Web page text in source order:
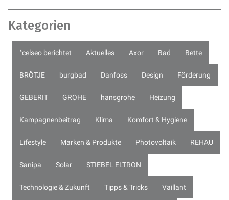
Kategorien
°celseo berichtet Aktuelles Axor Bad Bette
BRÖTJE burgbad Danfoss Design Förderung
GEBERIT GROHE hansgrohe Heizung
Kampagnenbeitrag Klima Komfort & Hygiene
Lifestyle Marken & Produkte Photovoltaik REHAU
Sanipa Solar STIEBEL ELTRON
Technologie & Zukunft Tipps & Tricks Vaillant